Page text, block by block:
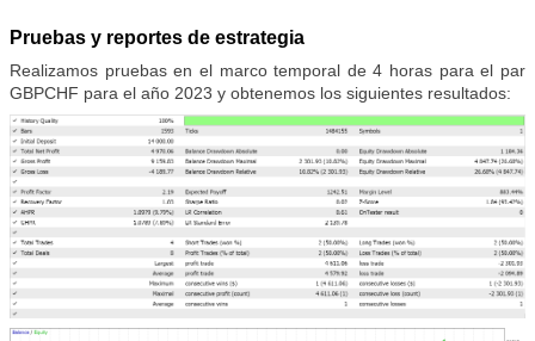
Pruebas y reportes de estrategia
Realizamos pruebas en el marco temporal de 4 horas para el par
GBPCHF para el año 2023 y obtenemos los siguientes resultados: